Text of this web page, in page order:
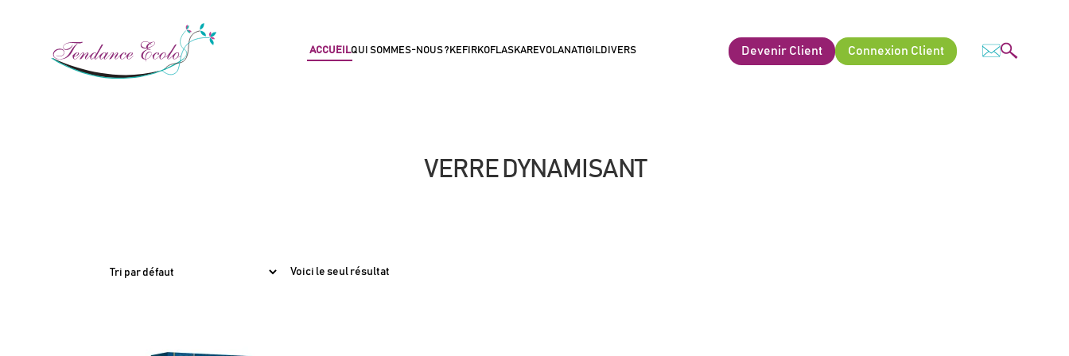
ACCUEILQUI SOMMES-NOUS ? KEFIRKOFLASKAREVOLANATIGILDIVERS Devenir Client Connexion Client
VERRE DYNAMISANT
Voici le seul résultat